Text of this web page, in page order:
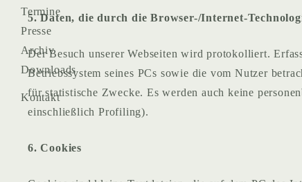
Termine
Presse
Archiv
Downloads
Kontakt
5. Daten, die durch die Browser-/Internet-
Der Besuch unserer Webseiten wird protokolliert.
Betriebssystem seines PCs sowie die vom Nutzer
für statistische Zwecke. Es werden auch keine
einschließlich Profiling).
6. Cookies